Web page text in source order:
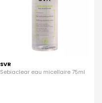
SVR
Sebiaclear eau micellaire 75ml